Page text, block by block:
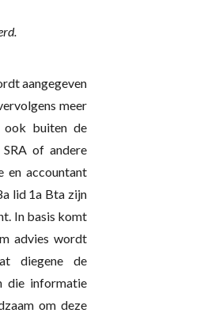
aangegeven
meer
ook buiten de
of andere
en accountant
lid 1a Bta zijn
In basis komt
advies wordt
diegene de
die informatie
om deze